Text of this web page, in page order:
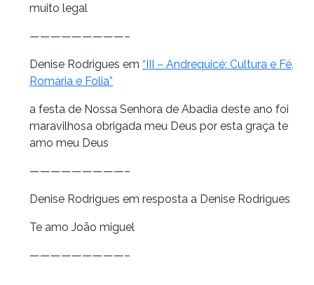
muito legal
—————————–
Denise Rodrigues em “III – Andrequicé: Cultura e Fé,
Romaria e Folia”
a festa de Nossa Senhora de Abadia deste ano foi
maravilhosa obrigada meu Deus por esta graça te
amo meu Deus
—————————–
Denise Rodrigues em resposta a Denise Rodrigues
Te amo João miguel
—————————–